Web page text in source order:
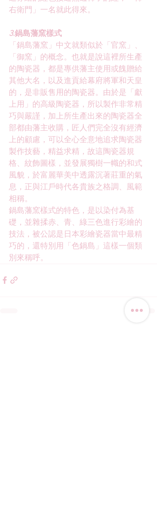
右衛門」一名就此得來。
3.鍋島藩窯樣式
「鍋島藩窯」中文就類似於「官窯 」、
「御窯 」的概念。也就是說這裡所生產
的陶瓷器，都是專供藩主使用或餽贈給
其他大名，以及進貢給幕府將軍和天皇
的，是非販售用的陶瓷器。由於是「獻
上用」的高級陶瓷器，所以製作非常精
巧與嚴謹，加上所生產出來的陶瓷器全
部都由藩主收購，匠人們完全沒有經濟
上的顧慮，可以全心全意地追求陶瓷器
製作技藝，精益求精，故這陶瓷器規
格、紋飾圖樣，並發展獨樹一幟的和式
風貌，於富麗華美中透露沉著莊重的氣
息，正與江戶時代各貴族之格調、風範
相稱。
鍋島藩窯樣式的特色，是以染付為基
礎，並雜揉赤、青、綠三色進行彩繪的
技法，被公認是日本彩繪瓷器當中最精
巧的，還特別用「色鍋島」這樣一個類
別來稱呼。